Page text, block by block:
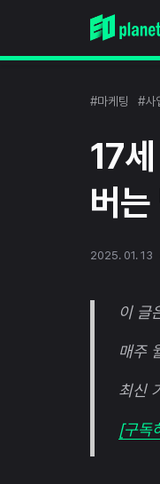
#마케팅 #사
17
버는
2025. 01. 13
이 글
매주
최신
[구독